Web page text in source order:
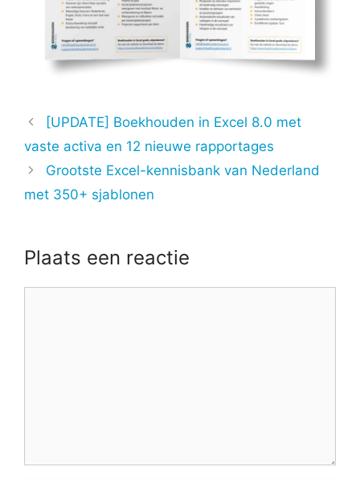
[UPDATE] Boekhouden in Excel 8.0 met
vaste activa en 12 nieuwe rapportages
Grootste Excel-kennisbank van Nederland
met 350+ sjablonen
Plaats een reactie